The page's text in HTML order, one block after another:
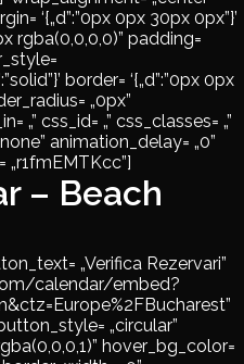
‘{„d”:”0px 0px 30px 0px”}’
rgba(0,0,0,0)” padding=
border= ‘{„d”:”0px 0px
„0px”
„” css_id= „” css_classes= „”
animation_delay= „0”
„r1fmEMTKcc”]
– Beach
„Verifica Rezervari”
calendar/embed?
„circular”
hover_bg_color=